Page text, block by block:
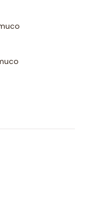
Temuco
Temuco